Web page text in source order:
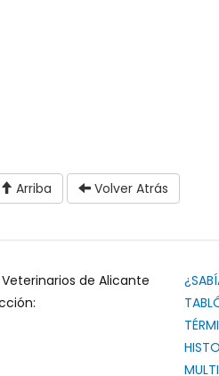
Arriba Volver Atrás
de Alicante